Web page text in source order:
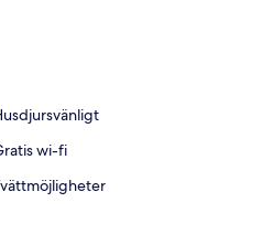
wi-fi